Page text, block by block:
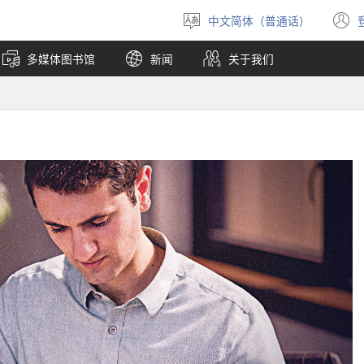
选
择
语
言
中文简体（普通话）
多媒体图书馆 新闻 关于我们